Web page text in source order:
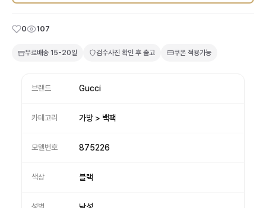
0 107
무료배송 15-20일 검수사진 확인 후 출고 쿠폰 적용가능
브랜드 Gucci
카테고리 가방 > 백팩
모델번호 875226
색상 블랙